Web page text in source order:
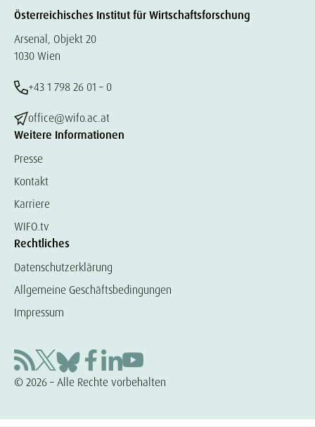
Österreichisches Institut für Wirtschaftsforschung
Arsenal, Objekt 20
1030 Wien
+43 1 798 26 01 – 0
office@wifo.ac.at
Weitere Informationen
Presse
Kontakt
Karriere
WIFO.tv
Rechtliches
Datenschutzerklärung
Allgemeine Geschäftsbedingungen
Impressum
© 2026 – Alle Rechte vorbehalten